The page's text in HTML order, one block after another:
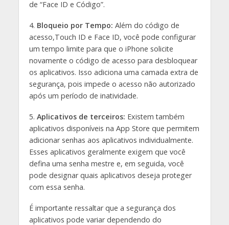
de “Face ID e Código”.
4. Bloqueio por Tempo: Além do código de
acesso,Touch ID e Face ID, você pode configurar
um tempo limite para que o iPhone solicite
novamente o código de acesso para desbloquear
os aplicativos. Isso adiciona uma camada extra de
segurança, pois impede o acesso não autorizado
após um período de inatividade.
5. Aplicativos de terceiros: Existem também
aplicativos disponíveis na App Store que permitem
adicionar senhas aos aplicativos individualmente.
Esses aplicativos geralmente exigem que você
defina uma senha mestre e, em seguida, você
pode designar quais aplicativos deseja proteger
com essa senha.
É importante ressaltar que a segurança dos
aplicativos pode variar dependendo do